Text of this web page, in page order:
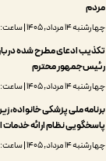
مردم
چهارشنبه ۱۴ مرداد, ۱۴۰۵ | ساعت: ۱۹:۰۱
تکذیب ادعای مطرح شده
رئیس‌جمهور محترم
چهارشنبه ۱۴ مرداد, ۱۴۰۵ | ساعت: ۰۴:۵۹
برنامه ملی پزشکی خانواده،
پاسخگویی نظام ارائه
چهارشنبه ۱۴ مرداد, ۱۴۰۵ | ساعت: ۰۶:۳۰